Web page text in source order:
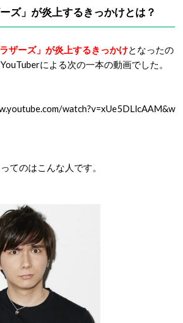
ズ」が炎上するきっかけとは？
ラザーズ」が炎上するきっかけとなったの
による次の一本の動画でした。
watch?v=xUe5DLlcAAM&w
てのはこんな人です。